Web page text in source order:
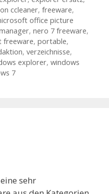
ccleaner, freeware,
office picture
, nero 7 freeware,
freeware, portable,
, verzeichnisse,
explorer, windows
7
sehr